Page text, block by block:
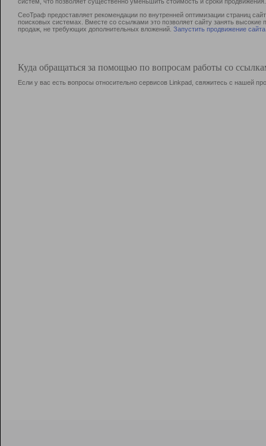
систем, что позволяет существенно уменьшить стоимость и сроки продвижения.
СеоТраф предоставляет рекомендации по внутренней оптимизации страниц
поисковых системах. Вместе со ссылками это позволяет сайту занять
продаж, не требующих дополнительных вложений. Запустить продвижение сайта
Куда обращаться за помощью по вопросам работы со
Если у вас есть вопросы относительно сервисов Linkpad, свяжитесь с нашей